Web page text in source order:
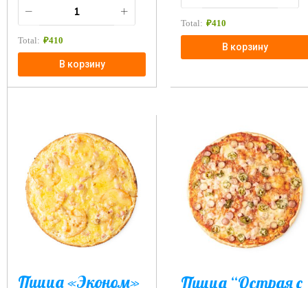
Total: ₽410
В корзину
Total: ₽410
В корзину
Пицца «Эконом»
Пицца “Острая с